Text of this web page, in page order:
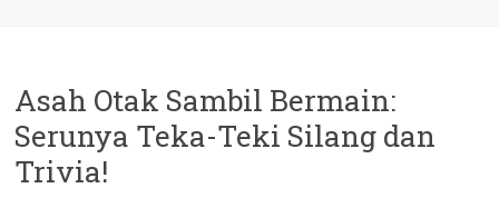
Asah Otak Sambil Bermain:
Serunya Teka-Teki Silang dan
Trivia!